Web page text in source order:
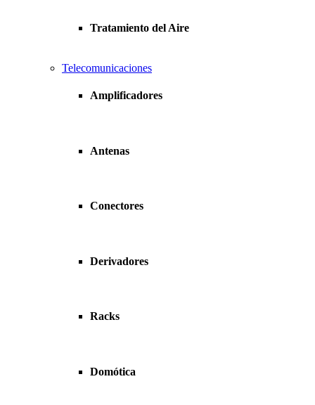
Tratamiento del Aire
Telecomunicaciones
Amplificadores
Antenas
Conectores
Derivadores
Racks
Domótica